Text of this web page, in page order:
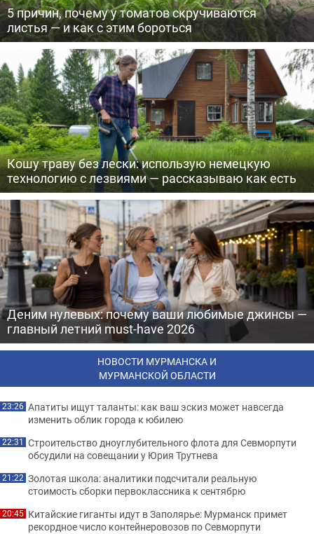
5 причин, почему у томатов скручиваются
листья — и как с этим бороться
Кошу траву без лески: использую немецкую
технологию с лезвиями — рассказываю как есть
Деним нулевых: почему ваши любимые джинсы —
главный летний must-have 2026
НОВОСТИ МУРМАНСКА И
МУРМАНСКОЙ ОБЛАСТИ
23:26 Апатиты ищут таланты: как ваш эскиз может навсегда
изменить облик города к юбилею
22:31 Строительство дноуглубительного флота для Севморпути
обсудили на совещании у Юрия Трутнева
21:22 Золотая школа: аналитики подсчитали реальную
стоимость сборки первоклассника к сентябрю
20:45 Китайские гиганты идут в Заполярье: Мурманск примет
рекордное число контейнеровозов по Севморпути